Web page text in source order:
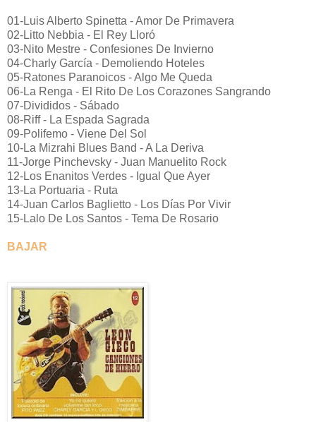
01-Luis Alberto Spinetta - Amor De Primavera
02-Litto Nebbia - El Rey Lloró
03-Nito Mestre - Confesiones De Invierno
04-Charly García - Demoliendo Hoteles
05-Ratones Paranoicos - Algo Me Queda
06-La Renga - El Rito De Los Corazones Sangrando
07-Divididos - Sábado
08-Riff - La Espada Sagrada
09-Polifemo - Viene Del Sol
10-La Mizrahi Blues Band - A La Deriva
11-Jorge Pinchevsky - Juan Manuelito Rock
12-Los Enanitos Verdes - Igual Que Ayer
13-La Portuaria - Ruta
14-Juan Carlos Baglietto - Los Días Por Vivir
15-Lalo De Los Santos - Tema De Rosario
BAJAR